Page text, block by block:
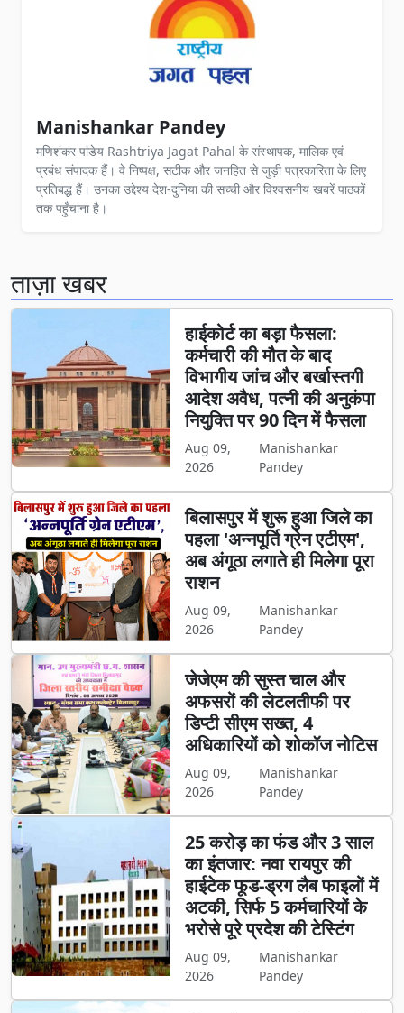
Manishankar Pandey
मणिशंकर पांडेय Rashtriya Jagat Pahal के संस्थापक, मालिक एवं
प्रबंध संपादक हैं। वे निष्पक्ष, सटीक और जनहित से जुड़ी पत्रकारिता के लिए
प्रतिबद्ध हैं। उनका उद्देश्य देश-दुनिया की सच्ची और विश्वसनीय खबरें पाठकों
तक पहुँचाना है।
ताज़ा खबर
हाईकोर्ट का बड़ा फैसला:
कर्मचारी की मौत के बाद
विभागीय जांच और बर्खास्तगी
आदेश अवैध, पत्नी की अनुकंपा
नियुक्ति पर 90 दिन में फैसला
Aug 09,
2026
Manishankar
Pandey
बिलासपुर में शुरू हुआ जिले का
पहला 'अन्नपूर्ति ग्रेन एटीएम',
अब अंगूठा लगाते ही मिलेगा पूरा
राशन
Aug 09,
2026
Manishankar
Pandey
जेजेएम की सुस्त चाल और
अफसरों की लेटलतीफी पर
डिप्टी सीएम सख्त, 4
अधिकारियों को शोकॉज नोटिस
Aug 09,
2026
Manishankar
Pandey
25 करोड़ का फंड और 3 साल
का इंतजार: नवा रायपुर की
हाईटेक फूड-ड्रग लैब फाइलों में
अटकी, सिर्फ 5 कर्मचारियों के
भरोसे पूरे प्रदेश की टेस्टिंग
Aug 09,
2026
Manishankar
Pandey